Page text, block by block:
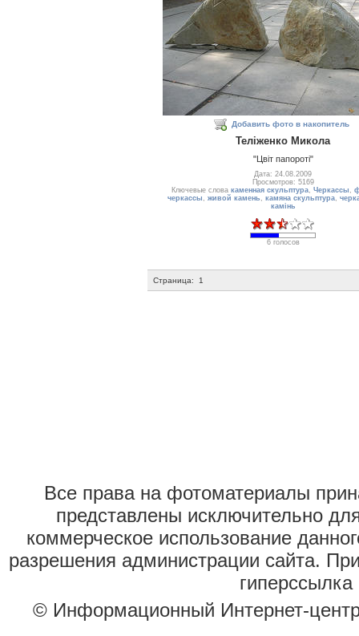
Добавить фото в накопитель
Теліженко Микола
"Цвіт папороті"
Дата: 24.08.2009
Просмотров: 5169
Ключевые слова каменная скульптура, Черкассы ,
черкассы , живой камень , камяна скульптура,
камiнь
6 голосов
Страница: 1
Все права на фотоматериалы
представлены исключительно
коммерческое использование
разрешения администрации сайта.
гиперссылка
© Информационный Интернет-